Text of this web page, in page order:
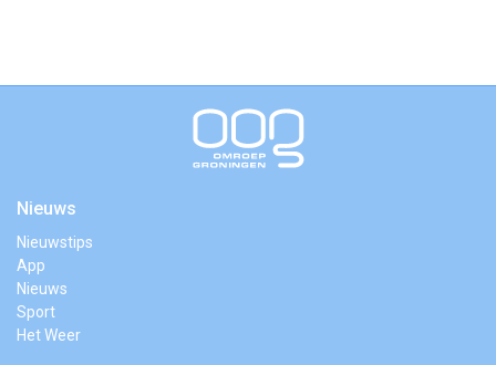
Nieuws
Nieuwstips
App
Nieuws
Sport
Het Weer